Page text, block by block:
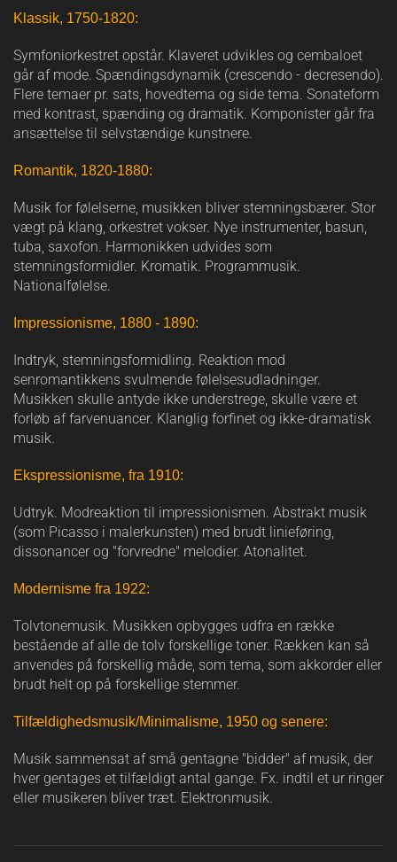
Klassik, 1750-1820:
Symfoniorkestret opstår. Klaveret udvikles og cembaloet
går af mode. Spændingsdynamik (crescendo - decresendo).
Flere temaer pr. sats, hovedtema og side tema. Sonateform
med kontrast, spænding og dramatik. Komponister går fra
ansættelse til selvstændige kunstnere.
Romantik, 1820-1880:
Musik for følelserne, musikken bliver stemningsbærer. Stor
vægt på klang, orkestret vokser. Nye instrumenter, basun,
tuba, saxofon. Harmonikken udvides som
stemningsformidler. Kromatik. Programmusik.
Nationalfølelse.
Impressionisme, 1880 - 1890:
Indtryk, stemningsformidling. Reaktion mod
senromantikkens svulmende følelsesudladninger.
Musikken skulle antyde ikke understrege, skulle være et
forløb af farvenuancer. Klanglig forfinet og ikke-dramatisk
musik.
Ekspressionisme, fra 1910:
Udtryk. Modreaktion til impressionismen. Abstrakt musik
(som Picasso i malerkunsten) med brudt linieføring,
dissonancer og "forvredne" melodier. Atonalitet.
Modernisme fra 1922:
Tolvtonemusik. Musikken opbygges udfra en række
bestående af alle de tolv forskellige toner. Rækken kan så
anvendes på forskellig måde, som tema, som akkorder eller
brudt helt op på forskellige stemmer.
Tilfældighedsmusik/Minimalisme, 1950 og senere:
Musik sammensat af små gentagne "bidder" af musik, der
hver gentages et tilfældigt antal gange. Fx. indtil et ur ringer
eller musikeren bliver træt. Elektronmusik.